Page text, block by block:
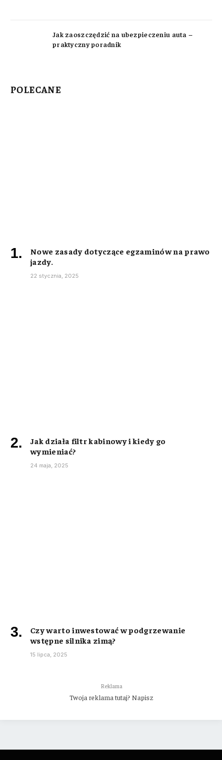
Jak zaoszczędzić na ubezpieczeniu auta –
praktyczny poradnik
POLECANE
Nowe zasady dotyczące egzaminów na prawo
jazdy.
22 stycznia, 2025
Jak działa filtr kabinowy i kiedy go
wymieniać?
24 maja, 2025
Czy warto inwestować w podgrzewanie
wstępne silnika zimą?
15 lipca, 2025
Reklama
Twoja reklama tutaj? Napisz